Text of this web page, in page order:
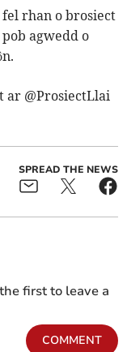
rhan o brosiect
agwedd o
ar @ProsiectLlai
SPREAD THE NEWS
first to leave a
COMMENT